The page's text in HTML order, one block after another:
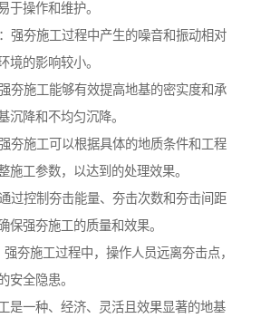
于操作和维护。
强夯施工过程中产生的噪音和振动相对
境的影响较小。
夯施工能够有效提高地基的密实度和承
沉降和不均匀沉降。
夯施工可以根据具体的地质条件和工程
施工参数，以达到的处理效果。
过控制夯击能量、夯击次数和夯击间距
保强夯施工的质量和效果。
强夯施工过程中，操作人员远离夯击点，
安全隐患。
是一种、经济、灵活且效果显著的地基